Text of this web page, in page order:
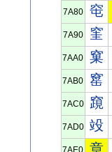
7A80 窀
7A90 窐
7AA0 窠
7AB0 窰
7AC0 竀
7AD0 竐
7AE0 章